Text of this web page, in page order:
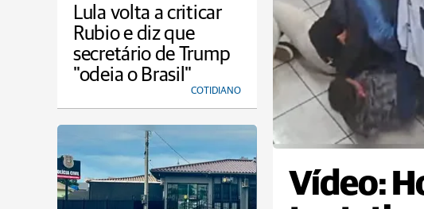
Lula volta a criticar
Rubio e diz que
secretário de Trump
"odeia o Brasil"
COTIDIANO
Vídeo: